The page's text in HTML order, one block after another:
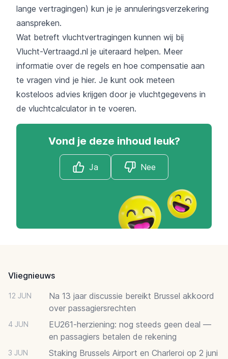
lange vertragingen) kun je je annuleringsverzekering
aanspreken.
Wat betreft vluchtvertragingen kunnen wij bij
Vlucht-Vertraagd.nl je uiteraard helpen. Meer
informatie over de regels en hoe compensatie aan
te vragen vind je hier. Je kunt ook meteen
kosteloos advies krijgen door je vluchtgegevens in
de vluchtcalculator in te voeren.
Vond je deze inhoud leuk?
Ja Nee
Vliegnieuws
12 JUN
Na 13 jaar discussie bereikt Brussel akkoord
over passagiersrechten
4 JUN
EU261-herziening: nog steeds geen deal —
en passagiers betalen de rekening
3 JUN
Staking Brussels Airport en Charleroi op 2 juni